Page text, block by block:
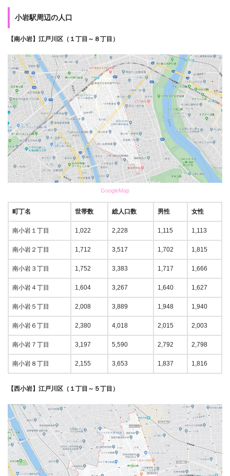
小岩駅周辺の人口
【南小岩】江戸川区（１丁目～８丁目）
GoogleMap
町丁名 世帯数 総人口数 男性 女性
南小岩１丁目 1,022 2,228 1,115 1,113
南小岩２丁目 1,712 3,517 1,702 1,815
南小岩３丁目 1,752 3,383 1,717 1,666
南小岩４丁目 1,604 3,267 1,640 1,627
南小岩５丁目 2,008 3,889 1,948 1,940
南小岩６丁目 2,380 4,018 2,015 2,003
南小岩７丁目 3,197 5,590 2,792 2,798
南小岩８丁目 2,155 3,653 1,837 1,816
【西小岩】江戸川区（１丁目～５丁目）